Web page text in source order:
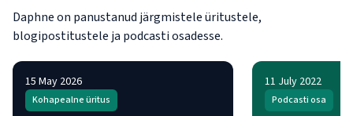
Daphne on panustanud järgmistele üritustele,
blogipostitustele ja podcasti osadesse.
15 May 2026
Kohapealne üritus
11 July 2022
Podcasti osa